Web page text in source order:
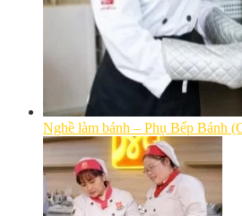
Nghề làm bánh – Phụ Bếp Bánh